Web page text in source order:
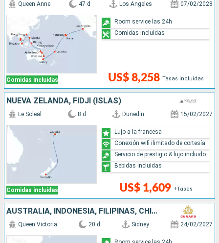
Comidas incluidas
Queen Anne 47 d Los Angeles 07/02/2028
US$ 8,258 Tasas incluidas
Room service las 24h
Comidas incluidas
NUEVA ZELANDA, FIDJI (ISLAS)
Comidas incluidas
Le Soleal 8 d Dunedin 15/02/2027
US$ 1,609 +Tasas
Lujo a la francesa
Conexión wifi ilimitado de cortesía
Servicio de prestigio & lujo incluido
Bebidas incluidas
AUSTRALIA, INDONESIA, FILIPINAS, CHINA
Queen Victoria 20 d Sidney 24/02/2027